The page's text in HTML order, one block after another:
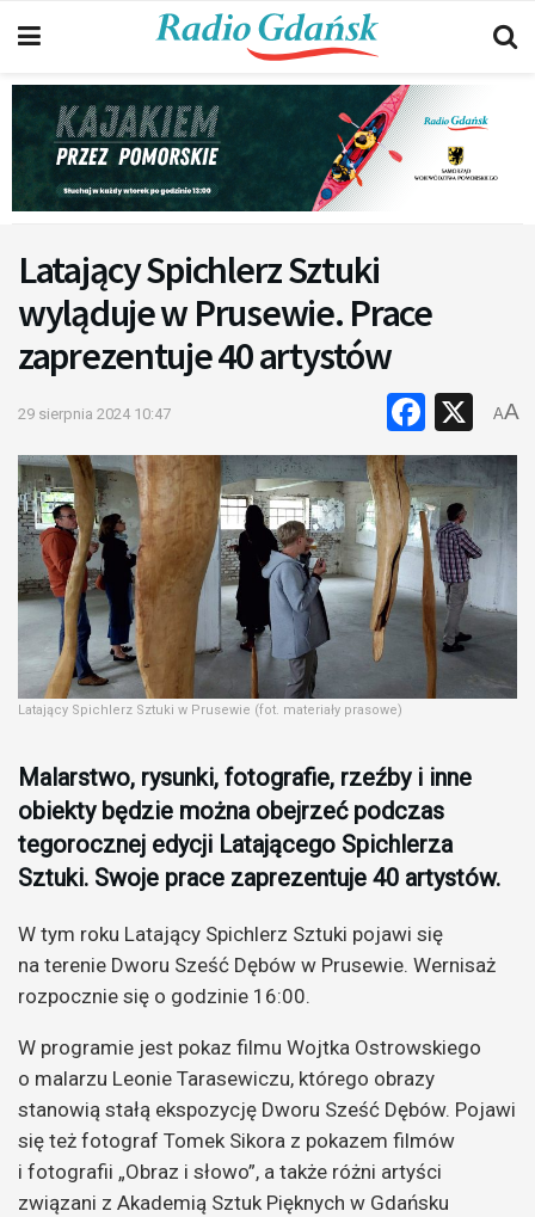
Latający Spichlerz Sztuki
wyląduje w Prusewie. Prace
zaprezentuje 40 artystów
29 sierpnia 2024 10:47 X
AA
Latający Spichlerz Sztuki w Prusewie (fot. materiały prasowe)
Malarstwo, rysunki, fotografie, rzeźby i inne
obiekty będzie można obejrzeć podczas
tegorocznej edycji Latającego Spichlerza
Sztuki. Swoje prace zaprezentuje 40 artystów.
W tym roku Latający Spichlerz Sztuki pojawi się
na terenie Dworu Sześć Dębów w Prusewie. Wernisaż
rozpocznie się o godzinie 16:00.
W programie jest pokaz filmu Wojtka Ostrowskiego
o malarzu Leonie Tarasewiczu, którego obrazy
stanowią stałą ekspozycję Dworu Sześć Dębów. Pojawi
się też fotograf Tomek Sikora z pokazem filmów
i fotografii „Obraz i słowo”, a także różni artyści
związani z Akademią Sztuk Pięknych w Gdańsku